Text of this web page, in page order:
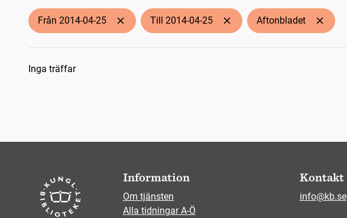
Från 2014-04-25 Till 2014-04-25 Aftonbladet
Sökresultat
Inga träffar
Information
Om tjänsten
Alla tidningar A-Ö
Kontakt
info@kb.se